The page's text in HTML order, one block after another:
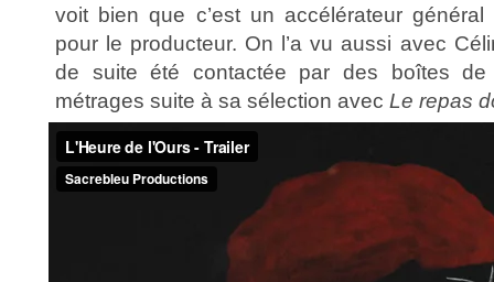
voit bien que c’est un accélérateur
pour le producteur. On l’a vu aussi avec
de suite été contactée par des boîtes de
métrages suite à sa sélection avec Le repas